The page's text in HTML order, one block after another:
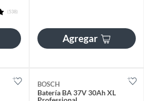
(538)
Agregar
BOSCH
Batería BA 37V 30Ah XL